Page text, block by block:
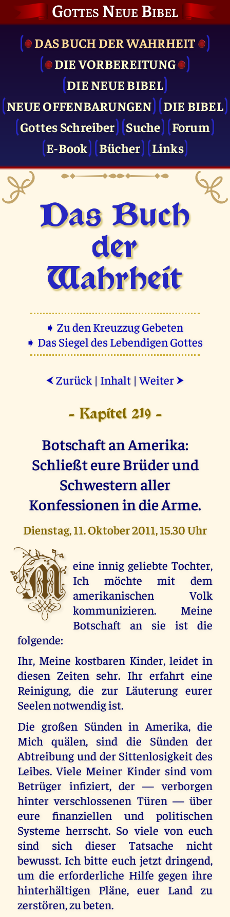
Gottes Neue Bibel
DAS BUCH DER WAHRHEIT
DIE VOR­BEREITUNG
DIE NEUE BIBEL
NEUE OFFENBARUNGEN
DIE BIBEL
Gottes Schreiber
Suche
Forum
E-Book
Bücher Links
Das Buch
der
Wahrheit
➧ Zu den Kreuzzug Gebeten
➧ Das Siegel des Lebendigen Gottes
⮜ Zurück | Inhalt |Weiter ⮞
- Kapitel 219 -
Botschaft an Amerika:
Schließt eure Brüder und
Schwestern aller
Konfessionen in die Arme.
Dienstag, 11. Oktober 2011, 15.30 Uhr
M eine innig geliebte Tochter,
Ich möchte mit dem
amerikanischen Volk
kommunizieren. Meine
Botschaft an sie ist die
folgende:
Ihr, Meine kostbaren Kinder, leidet in
diesen Zeiten sehr. Ihr erfahrt eine
Reinigung, die zur Läuterung eurer
Seelen notwendig ist.
Die großen Sünden in Amerika, die
Mich quälen, sind die Sünden der
Abtreibung und der Sittenlosigkeit des
Leibes. Viele Meiner Kinder sind vom
Betrüger infiziert, der — verborgen
hinter verschlossenen Türen — über
eure finanziellen und politischen
Systeme herrscht. So viele von euch
sind sich dieser Tatsache nicht
bewusst. Ich bitte euch jetzt dringend,
um die erforderliche Hilfe gegen ihre
hinterhältigen Pläne, euer Land zu
zerstören, zu beten.